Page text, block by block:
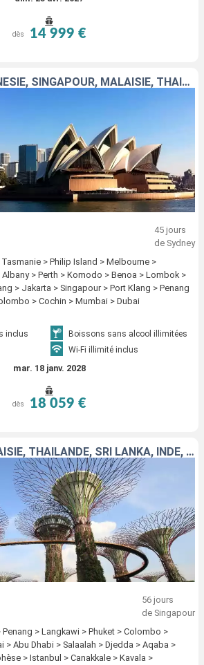
dès 14 999 €
AUSTRALIE, INDONÉSIE, SINGAPOUR, MALAISIE, THAÏLANDE, SRI LANKA, INDE, EMIRATS ARABES UNIS
45 jours
de Sydney
Tasmanie > Philip Island > Melbourne >
> Perth > Komodo > Benoa > Lombok >
> Jakarta > Singapour > Port Klang > Penang
> Cochin > Mumbai > Dubai
inclus
Boissons sans alcool illimitées
Wi-Fi illimité inclus
mar. 18 janv. 2028
dès 18 059 €
SINGAPOUR, MALAISIE, THAÏLANDE, SRI LANKA, INDE, EMIRATS ARABES UNIS, OMAN, ARABIE SAOUDITE, JORDANIE, EGYPTE, TURQUIE, GRÈCE, MONTÉNÉGRO, CROATIE, MALTE, ITALIE
56 jours
de Singapour
> Langkawi > Phuket > Colombo >
> Abu Dhabi > Salaalah > Djedda > Aqaba >
> Istanbul > Canakkale > Kavala >